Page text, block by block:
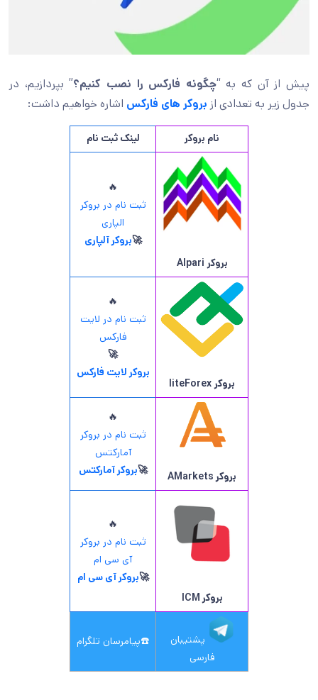
پیش از آن که به “چگونه فارکس را نصب کنیم؟” بپردازیم، در
جدول زیر به تعدادی از بروکر های فارکس اشاره خواهیم داشت:
نام بروکر لینک ثبت نام
بروکر Alpari
🔥
ثبت نام در بروکر
الپاری
🚀بروکر آلپاری
بروکر liteForex
🔥
ثبت نام در لایت
فارکس
🚀
بروکر لایت فارکس
بروکر AMarkets
🔥
ثبت نام در بروکر
آمارکتس
🚀بروکر آمارکتس
بروکر ICM
🔥
ثبت نام در بروکر
آی سی ام
🚀بروکر آی سی ام
پشتیبان
فارسی
☎️پیامرسان تلگرام